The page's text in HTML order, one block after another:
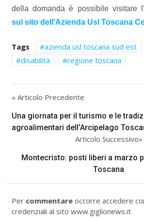
della domanda è possibile visitare l'
sul sito dell'Azienda Usl Toscana
Tags azienda usl toscana sud est
disabilità
regione toscana
« Articolo Precedente
Una giornata per il turismo e le
agroalimentari dell’Arcipelago
Articolo Successivo»
Montecristo: posti liberi a marzo
Toscana
Per commentare occorre accedere
credenziali al sito www.giglionews.it